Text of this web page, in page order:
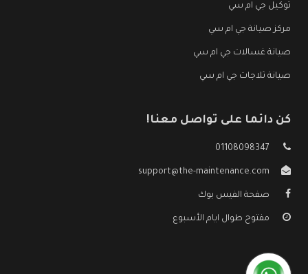
توكيل جي ام سي
مركز صيانة جي ام سي
صيانة غسالات جي ام سي
صيانة ثلاجات جي ام سي
كن دائما على تواصل معنا!
01108098347
support@the-maintenance.com
صفحة الفيس بوك
مفتوح طوال ايام الأسبوع